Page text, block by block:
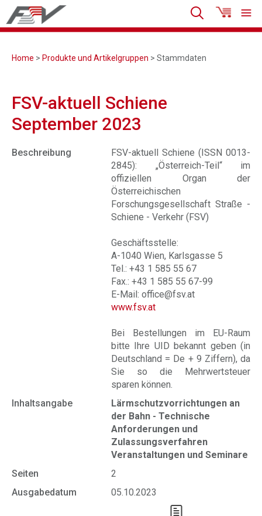
Home > Produkte und Artikelgruppen > Stammdaten
FSV-aktuell Schiene
September 2023
Beschreibung
FSV-aktuell Schiene (ISSN 0013-
2845): „Österreich-Teil“ im
offiziellen Organ der
Österreichischen
Forschungsgesellschaft Straße -
Schiene - Verkehr (FSV)
Geschäftsstelle:
A-1040 Wien, Karlsgasse 5
Tel.: +43 1 585 55 67
Fax.: +43 1 585 55 67-99
E-Mail: office@fsv.at
www.fsv.at
Bei Bestellungen im EU-Raum
bitte Ihre UID bekannt geben (in
Deutschland = De + 9 Ziffern), da
Sie so die Mehrwertsteuer
sparen können.
Inhaltsangabe
Lärmschutzvorrichtungen an
der Bahn - Technische
Anforderungen und
Zulassungsverfahren
Veranstaltungen und Seminare
Seiten
2
Ausgabedatum
05.10.2023